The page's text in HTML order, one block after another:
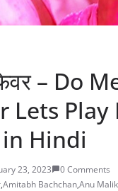
– Do
Lets Play
Hindi
23, 2023
0 Comments
,Amitabh Bachchan,Anu Malik